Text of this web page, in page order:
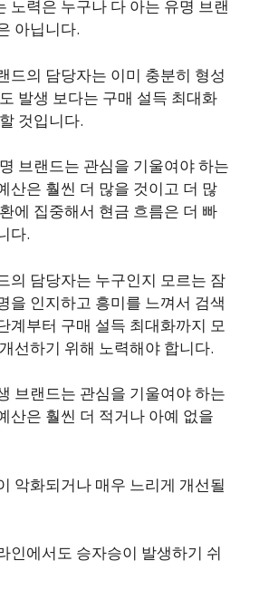
노력은 누구나 다 아는 유명 브랜
아닙니다.
드의 담당자는 이미 충분히 형성
발생 보다는 구매 설득 최대화
것입니다.
브랜드는 관심을 기울여야 하는
산은 훨씬 더 많을 것이고 더 많
에 집중해서 현금 흐름은 더 빠
다.
의 담당자는 누구인지 모르는 잠
을 인지하고 흥미를 느껴서 검색
계부터 구매 설득 최대화까지 모
선하기 위해 노력해야 합니다.
브랜드는 관심을 기울여야 하는
산은 훨씬 더 적거나 아예 없을
악화되거나 매우 느리게 개선될
인에서도 승자승이 발생하기 쉬